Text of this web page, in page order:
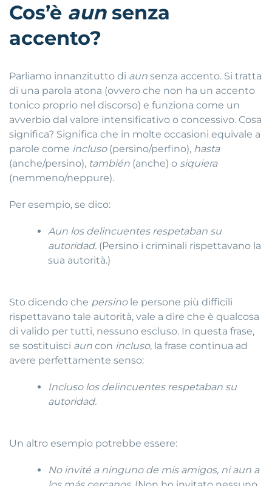
Cos’è aunsenza
accento?
Parliamo innanzitutto di aun senza accento. Si tratta
di una parola atona (ovvero che non ha un accento
tonico proprio nel discorso) e funziona come un
avverbio dal valore intensificativo o concessivo. Cosa
significa? Significa che in molte occasioni equivale a
parole come incluso(persino/perfino), hasta
(anche/persino), también (anche) o siquiera
(nemmeno/neppure).
Per esempio, se dico:
Aun los delincuentes respetaban su
autoridad. (Persino i criminali rispettavano la
sua autorità.)
Sto dicendo che persinole persone più difficili
rispettavano tale autorità, vale a dire che è qualcosa
di valido per tutti, nessuno escluso. In questa frase,
se sostituisci aun con incluso, la frase continua ad
avere perfettamente senso:
Incluso los delincuentes respetaban su
autoridad.
Un altro esempio potrebbe essere:
No invité a ninguno de mis amigos, ni aun a